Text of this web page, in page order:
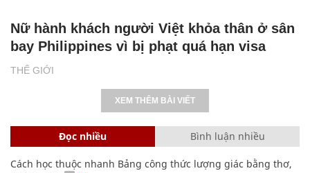
THẾ GIỚI
Nữ hành khách người Việt khỏa thân ở sân
bay Philippines vì bị phạt quá hạn visa
XEM THÊM BÀI VIẾT
Đọc nhiều Bình luận nhiều
Cách học thuộc nhanh Bảng công thức lượng giác bằng thơ,